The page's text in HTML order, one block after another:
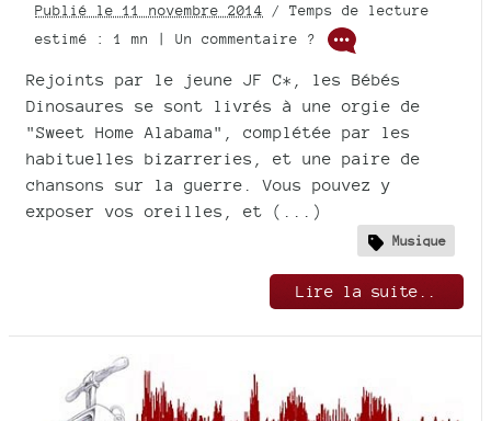
Publié le 11 novembre 2014 / Temps de lecture
estimé : 1 mn | Un commentaire ?
Rejoints par le jeune JF C*, les Bébés
Dinosaures se sont livrés à une orgie de
"Sweet Home Alabama", complétée par les
habituelles bizarreries, et une paire de
chansons sur la guerre. Vous pouvez y
exposer vos oreilles, et (...)
Musique
Lire la suite..